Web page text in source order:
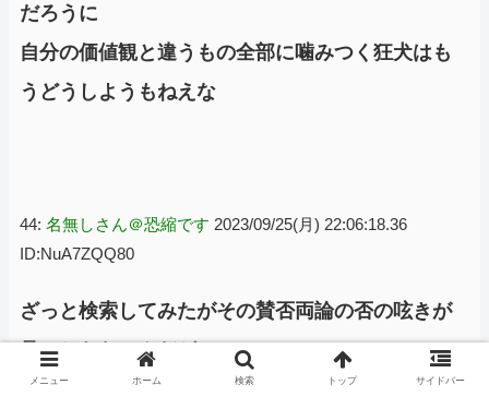
だろうに
自分の価値観と違うもの全部に噛みつく狂犬はも
うどうしようもねえな
44: 名無しさん＠恐縮です 2023/09/25(月) 22:06:18.36
ID:NuA7ZQQ80
ざっと検索してみたがその賛否両論の否の呟きが
見つからないんだが
大半はこういうのでいいんだよ＋これに嫉妬する
メニュー ホーム 検索 トップ サイドバー